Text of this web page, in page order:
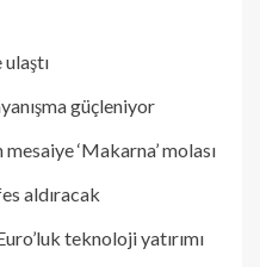
güçleniyor
‘Makarna’ molası
aldıracak
teknoloji yatırımı